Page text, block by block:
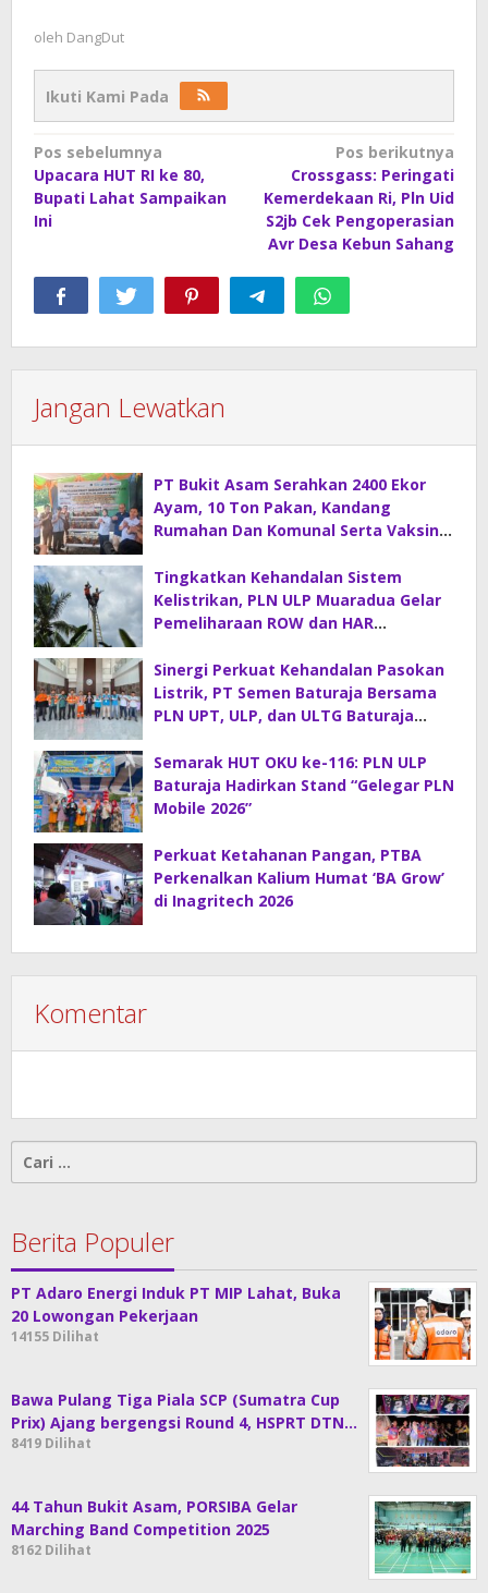
oleh DangDut
Ikuti Kami Pada
Navigasi
pos
Pos sebelumnya
Upacara HUT RI ke 80,
Bupati Lahat Sampaikan
Ini
Pos berikutnya
Crossgass: Peringati
Kemerdekaan Ri, Pln Uid
S2jb Cek Pengoperasian
Avr Desa Kebun Sahang
Jangan Lewatkan
PT Bukit Asam Serahkan 2400 Ekor
Ayam, 10 Ton Pakan, Kandang
Rumahan Dan Komunal Serta Vaksin
Tingkatkan Kehandalan Sistem
Kelistrikan, PLN ULP Muaradua Gelar
Pemeliharaan ROW dan HAR
Sinergi Perkuat Kehandalan Pasokan
Listrik, PT Semen Baturaja Bersama
PLN UPT, ULP, dan ULTG Baturaja
Semarak HUT OKU ke-116: PLN ULP
Baturaja Hadirkan Stand “Gelegar PLN
Mobile 2026”
Perkuat Ketahanan Pangan, PTBA
Perkenalkan Kalium Humat ‘BA Grow’
di Inagritech 2026
Komentar
Cari
Berita Populer
PT Adaro Energi Induk PT MIP Lahat, Buka
20 Lowongan Pekerjaan
14155 Dilihat
Bawa Pulang Tiga Piala SCP (Sumatra Cup
Prix) Ajang bergengsi Round 4, HSPRT DTN…
8419 Dilihat
44 Tahun Bukit Asam, PORSIBA Gelar
Marching Band Competition 2025
8162 Dilihat